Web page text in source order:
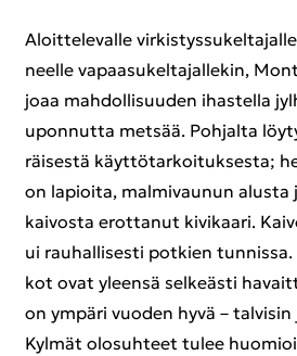
Aloit­te­le­val­le
neel­le va­paa­su­kel­ta­jal­le­kin,
jo­aa mah­dol­li­suu­den ihas­tel­la
upon­nut­ta met­sää. Poh­jal­ta
räi­ses­tä käyt­tö­tar­koi­tuk­ses­ta;
on la­pioi­ta, mal­mi­vau­nun alus­ta
kai­vos­ta erot­ta­nut ki­vi­kaa­ri.
ui rau­hal­li­ses­ti pot­kien
kot ovat yleen­sä sel­keäs­ti
on ym­pä­ri vuo­den hyvä –
Kyl­mät olo­suh­teet tulee